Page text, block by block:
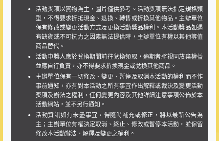
活動獎項以實物為主，圖片僅供參考。活動獎項無法指定規格類
型，不得要求折抵現金、退換、轉售或折換其他物品。主辦單位
保有修改或變更活動方式及更換活動獎品權利。本活動獎品如遇
有缺貨或不可抗力之因素無法提供時，主辦單位有權以其他等值
商品替代。
活動中獎人應於兌換期間前往兌換領取，逾期者將視同放棄權益
並應自行負責，亦不得要求折換現金或兌換其他商品。
主辦單位保有一切修改、變更、暫停及取消本活動的權利而不作
事前通知，亦有對本活動之所有事宜作出解釋或裁決及變更活動
獎項及辦法之權利，任何變更內容及其他詳細注意事項公佈於本
活動網站，並不另行通知。
活動資訊如有未盡事宜，得隨時補充或修正，將以最新公告為
主；主辦單位有權決定取消、終止、修改或暫停本活動，並保留
修改本活動辦法、解釋及變更之權利。